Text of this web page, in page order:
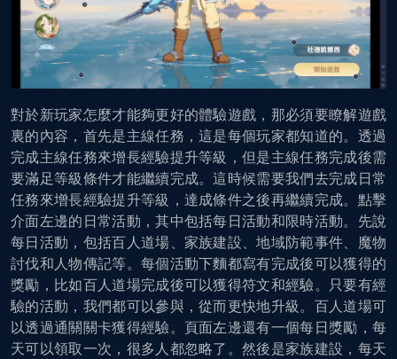
對於新玩家怎麼才能夠更好的體驗遊戲，那必須要瞭解遊戲
裏的內容，首先是主線任務，這是每個玩家都知道的。透過
完成主線任務來增長經驗提升等級，但是主線任務完成後需
要滿足等級條件才能繼續完成。這時候需要我們去完成日常
任務來增長經驗提升等級，達成條件之後再繼續完成。點擊
介面左邊的日常活動，其中包括每日活動和限時活動。先說
每日活動，包括百人道場、家族建設、地域防範事件、魔物
討伐和人物傳記等。每個活動下麵都寫有完成後可以獲得的
獎勵，比如百人道場完成後可以獲得符文和經驗。只要有經
驗的活動，我們都可以參與，從而更快地升級。百人道場可
以透過通關關卡獲得經驗。頁面左邊還有一個每日獎勵，每
天可以領取一次，很多人都忽略了。然後是家族建設，每天